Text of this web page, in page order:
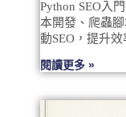
Python SEO入
本開發、爬蟲
動SEO，提升效
閱讀更多 »